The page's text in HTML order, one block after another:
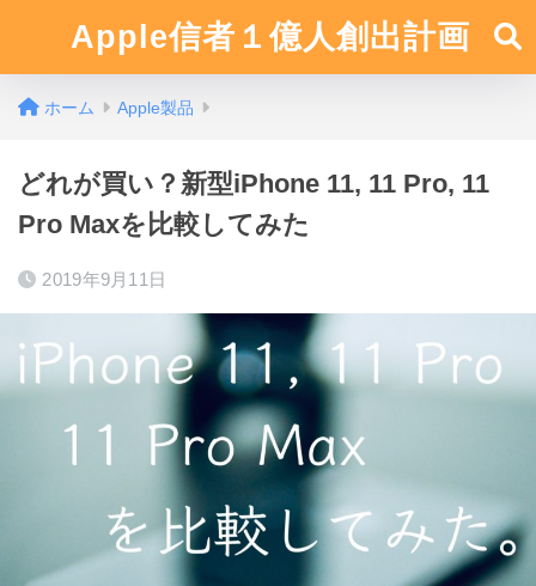
Apple信者１億人創出計画
ホーム Apple製品
どれが買い？新型iPhone 11, 11 Pro, 11
Pro Maxを比較してみた
2019年9月11日